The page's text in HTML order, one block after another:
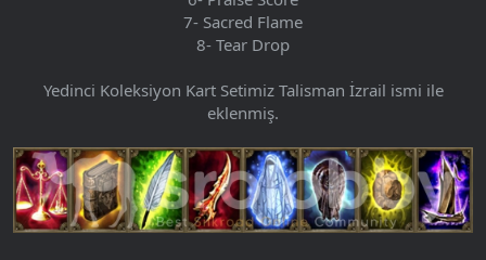
7- Sacred Flame
8- Tear Drop
Yedinci Koleksiyon Kart Setimiz Talisman İzrail ismi ile
eklenmiş.